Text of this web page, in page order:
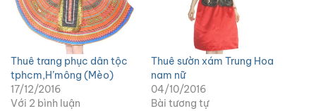
Thuê trang phục dân tộc
tphcm,H’mông (Mèo)
17/12/2016
Với 2 bình luận
Thuê sườn xám Trung Hoa
nam nữ
04/10/2016
Bài tương tự